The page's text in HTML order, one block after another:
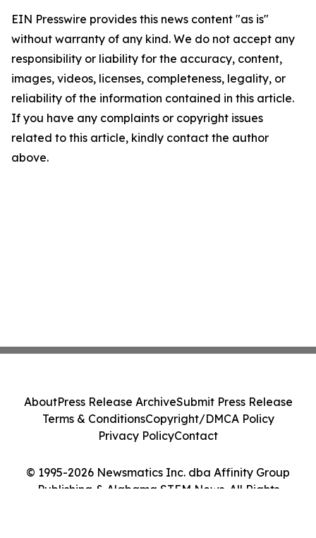
EIN Presswire provides this news content "as is"
without warranty of any kind. We do not accept any
responsibility or liability for the accuracy, content,
images, videos, licenses, completeness, legality, or
reliability of the information contained in this article.
If you have any complaints or copyright issues
related to this article, kindly contact the author
above.
© 1995-2026 Newsmatics Inc. dba Affinity Group
Publishing & Alabama STEM News. All Rights
AboutPress Release ArchiveSubmit Press Release
Terms & ConditionsCopyright/DMCA Policy
Privacy PolicyContact